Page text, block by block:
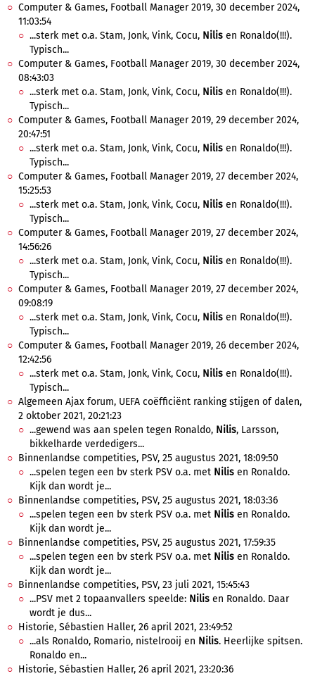
Computer & Games, Football Manager 2019, 30 december 2024,
11:03:54
...sterk met o.a. Stam, Jonk, Vink, Cocu, Nilis en Ronaldo(!!!).
Typisch...
Computer & Games, Football Manager 2019, 30 december 2024,
08:43:03
...sterk met o.a. Stam, Jonk, Vink, Cocu, Nilis en Ronaldo(!!!).
Typisch...
Computer & Games, Football Manager 2019, 29 december 2024,
20:47:51
...sterk met o.a. Stam, Jonk, Vink, Cocu, Nilis en Ronaldo(!!!).
Typisch...
Computer & Games, Football Manager 2019, 27 december 2024,
15:25:53
...sterk met o.a. Stam, Jonk, Vink, Cocu, Nilis en Ronaldo(!!!).
Typisch...
Computer & Games, Football Manager 2019, 27 december 2024,
14:56:26
...sterk met o.a. Stam, Jonk, Vink, Cocu, Nilis en Ronaldo(!!!).
Typisch...
Computer & Games, Football Manager 2019, 27 december 2024,
09:08:19
...sterk met o.a. Stam, Jonk, Vink, Cocu, Nilis en Ronaldo(!!!).
Typisch...
Computer & Games, Football Manager 2019, 26 december 2024,
12:42:56
...sterk met o.a. Stam, Jonk, Vink, Cocu, Nilis en Ronaldo(!!!).
Typisch...
Algemeen Ajax forum, UEFA coëfficiënt ranking stijgen of dalen,
2 oktober 2021, 20:21:23
...gewend was aan spelen tegen Ronaldo, Nilis, Larsson,
bikkelharde verdedigers...
Binnenlandse competities, PSV, 25 augustus 2021, 18:09:50
...spelen tegen een bv sterk PSV o.a. met Nilis en Ronaldo.
Kijk dan wordt je...
Binnenlandse competities, PSV, 25 augustus 2021, 18:03:36
...spelen tegen een bv sterk PSV o.a. met Nilis en Ronaldo.
Kijk dan wordt je...
Binnenlandse competities, PSV, 25 augustus 2021, 17:59:35
...spelen tegen een bv sterk PSV o.a. met Nilis en Ronaldo.
Kijk dan wordt je...
Binnenlandse competities, PSV, 23 juli 2021, 15:45:43
...PSV met 2 topaanvallers speelde: Nilis en Ronaldo. Daar
wordt je dus...
Historie, Sébastien Haller, 26 april 2021, 23:49:52
...als Ronaldo, Romario, nistelrooij en Nilis. Heerlijke spitsen.
Ronaldo en...
Historie, Sébastien Haller, 26 april 2021, 23:20:36